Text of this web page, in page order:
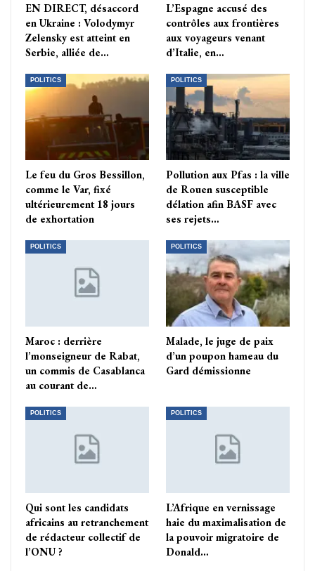
EN DIRECT, désaccord
en Ukraine : Volodymyr
Zelensky est atteint en
Serbie, alliée de…
L’Espagne accusé des
contrôles aux frontières
aux voyageurs venant
d’Italie, en…
POLITICS
Le feu du Gros Bessillon,
comme le Var, fixé
ultérieurement 18 jours
de exhortation
POLITICS
Pollution aux Pfas : la ville
de Rouen susceptible
délation afin BASF avec
ses rejets…
POLITICS
Maroc : derrière
l’monseigneur de Rabat,
un commis de Casablanca
au courant de…
POLITICS
Malade, le juge de paix
d’un poupon hameau du
Gard démissionne
POLITICS
Qui sont les candidats
africains au retranchement
de rédacteur collectif de
l’ONU ?
POLITICS
L’Afrique en vernissage
haie du maximalisation de
la pouvoir migratoire de
Donald…